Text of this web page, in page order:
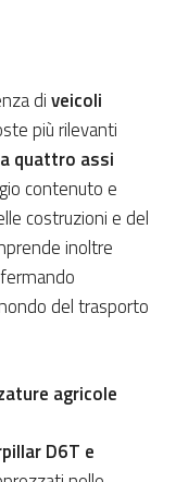
diveicoli
più rilevanti
quattro assi
contenuto e
costruzioni e del
inoltre
del trasporto
agricole
D6T e